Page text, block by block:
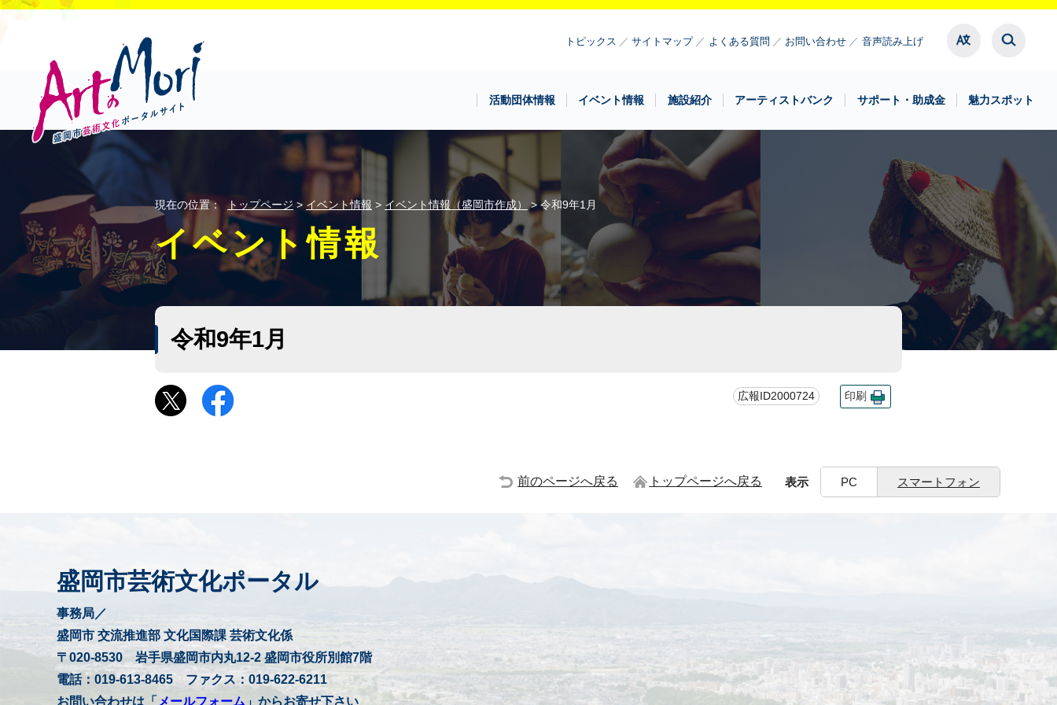
トピックス サイトマップ よくある質問 お問い合わせ 音声読み上げ
活動団体情報 イベント情報 施設紹介 アーティストバンク サポート・助成金 魅力スポット
現在の位置： トップページ > イベント情報 > イベント情報（盛岡市作成） > 令和9年1月
イベント情報
令和9年1月
広報ID2000724 印刷
前のページへ戻る トップページへ戻る 表示 PC スマートフォン
盛岡市芸術文化ポータル
事務局／
盛岡市 交流推進部 文化国際課 芸術文化係
〒020-8530 岩手県盛岡市内丸12-2 盛岡市役所別館7階
電話：019-613-8465 ファクス：019-622-6211
お問い合わせは「 メールフォーム 」からお寄せ下さい